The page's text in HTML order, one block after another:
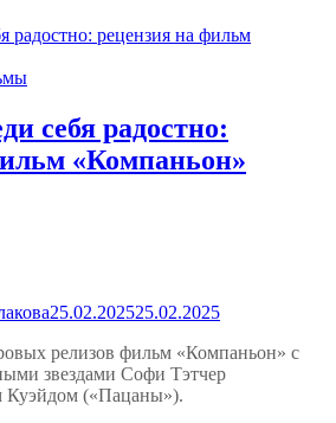
себя радостно:
«Компаньон»
25.02.202525.02.2025
релизов фильм «Компаньон» с
звездами Софи Тэтчер
(«Пацаны»).